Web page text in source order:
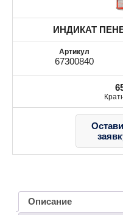
ИНДИКАТ
67300840
Описание